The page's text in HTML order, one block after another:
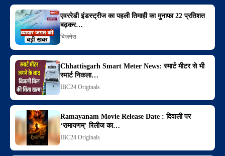
एवररेडी इंडस्ट्रीज का पहली तिमाही का मुनाफा 22 प्रतिशत
बढ़कर…
बिज़नेस
Chhattisgarh Smart Meter News: स्मार्ट मीटर से भी
स्मार्ट निकला…
IBC24 Originals
Ramayanam Movie Release Date : दिवाली पर
‘रामायणम्’ रिलीज का…
IBC24 Originals